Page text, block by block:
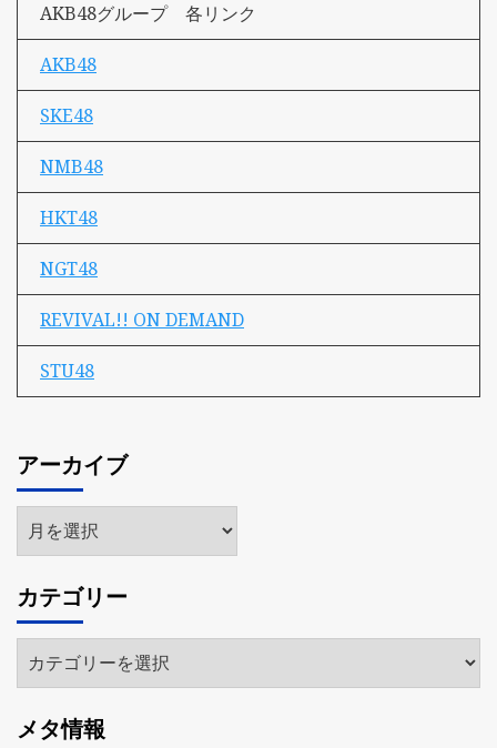
AKB48グループ 各リンク
AKB48
SKE48
NMB48
HKT48
NGT48
REVIVAL!! ON DEMAND
STU48
アーカイブ
ア
ー
イ
ブ
カテゴリー
テ
リ
メタ情報